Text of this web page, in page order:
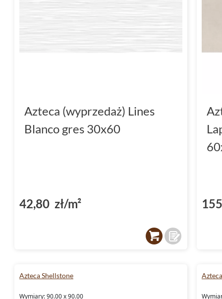
Azteca (wyprzedaż) Lines
Blanco gres 30x60
42,80 zł/m²
Azteca Shellstone
Wymiary: 90.00 x 90.00